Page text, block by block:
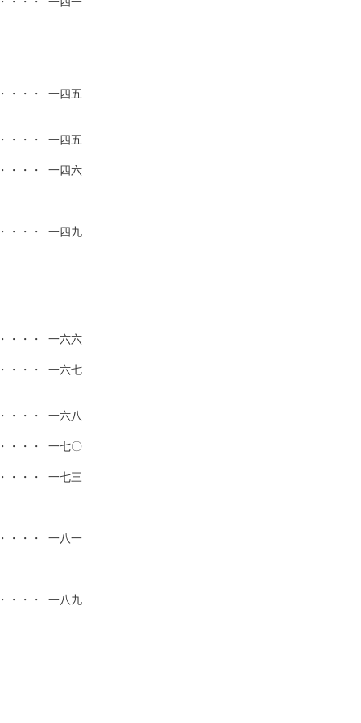
・・・ 一四五
・・・ 一四五
・・・ 一四六
・・・ 一四九
・・・ 一六六
・・・ 一六七
・・・ 一六八
・・・ 一七〇
・・・ 一七三
・・・ 一八一
・・・ 一八九